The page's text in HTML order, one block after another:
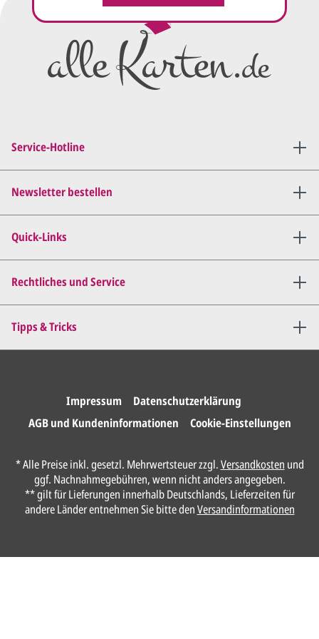
festgebunden.Mit Rosen, Girlanden und Luftschlangen
fahren die Beiden den Richtungspfeilen entlang ins Glück.
Bei der Schiebekarte kann man die Einlegekarte am
rechten Rand herausziehen. Der blaue VW-Campingbus
mit Braut und Bräutigam bewegt sich dann von links nach
rechts.Beim Herausziehen des Einlegers sieht man den
einem Druckbogen geliefert. Ein weißer Briefumschlag
Ihrem individuellem Einladungstext drucken lassen,
"Jetzt selbst gestalten". Wir haben auf unserer
Hochzeitskarten. Lassen Sie sich inspirieren, vielleicht ist ja
das Passende für Sie dabei.
Service-Hotline
Rechtliches und Service
Tipps & Tricks
Quick-Links
Newsletter bestellen
Impressum
Datenschutzerklärung
AGB und Kundeninformationen
Cookie-Einstellungen
* Alle Preise inkl. gesetzl. Mehrwertsteuer zzgl.Versandkosten und
ggf. Nachnahmegebühren, wenn nicht anders angegeben.
** gilt für Lieferungen innerhalb Deutschlands, Lieferzeiten für
andere Länder entnehmen Sie bitte denVersandinformationen